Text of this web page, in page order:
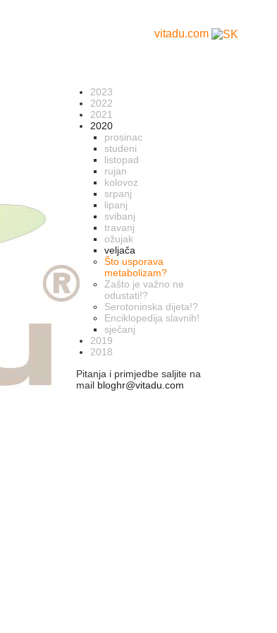
vitadu.com
2023
2022
2021
2020
prosinac
studeni
listopad
rujan
kolovoz
srpanj
lipanj
svibanj
travanj
ožujak
veljača
Što usporava
metabolizam?
Zašto je važno ne
odustati!?
Serotoninska dijeta!?
Enciklopedija slavnih!
sječanj
2019
2018
Pitanja i primjedbe saljite na
mail bloghr@vitadu.com